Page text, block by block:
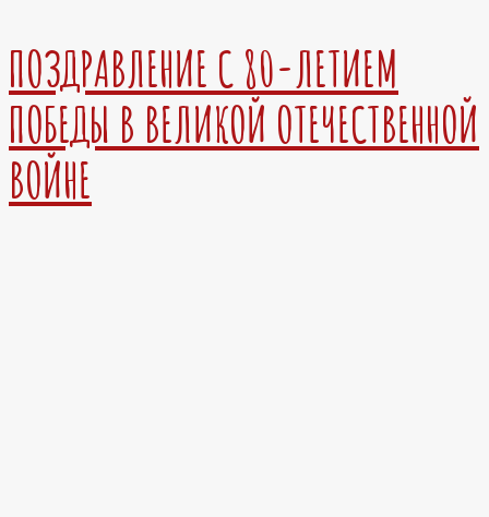
ПОЗДРАВЛЕНИЕ С 80-ЛЕТИЕМ
ПОБЕДЫ В ВЕЛИКОЙ ОТЕЧЕСТВЕННОЙ
ВОЙНЕ